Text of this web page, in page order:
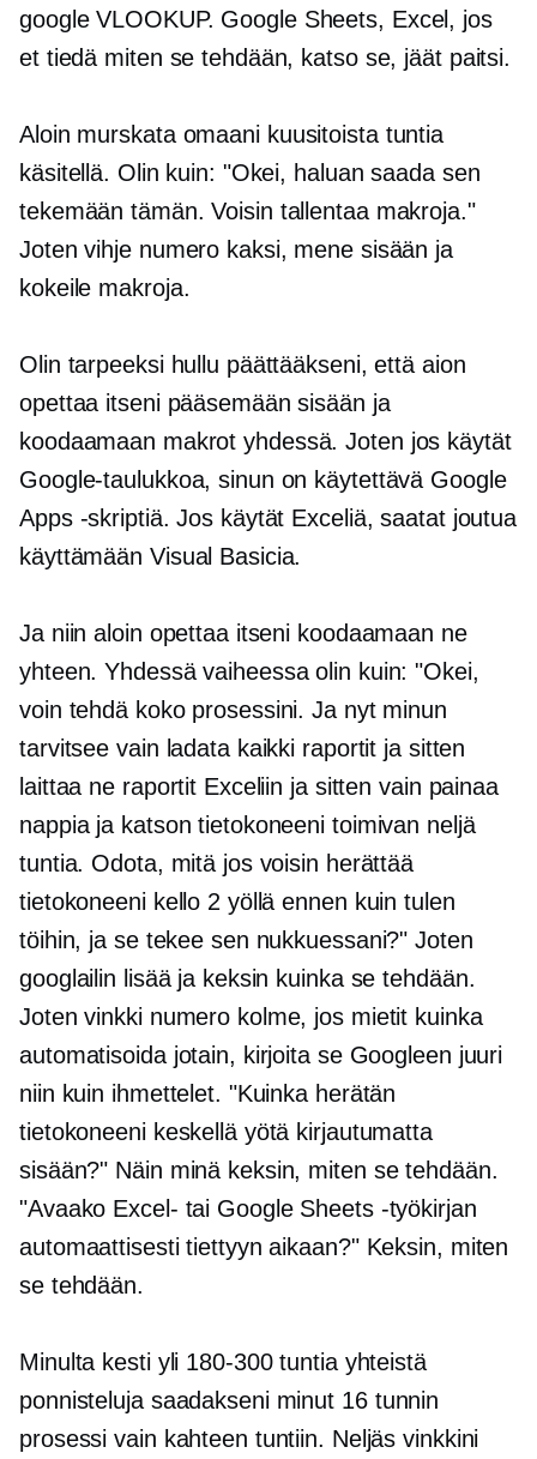
google VLOOKUP. Google Sheets, Excel, jos
et tiedä miten se tehdään, katso se, jäät paitsi.
Aloin murskata omaani kuusitoista tuntia
käsitellä. Olin kuin: "Okei, haluan saada sen
tekemään tämän. Voisin tallentaa makroja."
Joten vihje numero kaksi, mene sisään ja
kokeile makroja.
Olin tarpeeksi hullu päättääkseni, että aion
opettaa itseni pääsemään sisään ja
koodaamaan makrot yhdessä. Joten jos käytät
Google-taulukkoa, sinun on käytettävä Google
Apps -skriptiä. Jos käytät Exceliä, saatat joutua
käyttämään Visual Basicia.
Ja niin aloin opettaa itseni koodaamaan ne
yhteen. Yhdessä vaiheessa olin kuin: "Okei,
voin tehdä koko prosessini. Ja nyt minun
tarvitsee vain ladata kaikki raportit ja sitten
laittaa ne raportit Exceliin ja sitten vain painaa
nappia ja katson tietokoneeni toimivan neljä
tuntia. Odota, mitä jos voisin herättää
tietokoneeni kello 2 yöllä ennen kuin tulen
töihin, ja se tekee sen nukkuessani?" Joten
googlailin lisää ja keksin kuinka se tehdään.
Joten vinkki numero kolme, jos mietit kuinka
automatisoida jotain, kirjoita se Googleen juuri
niin kuin ihmettelet. "Kuinka herätän
tietokoneeni keskellä yötä kirjautumatta
sisään?" Näin minä keksin, miten se tehdään.
"Avaako Excel- tai Google Sheets -työkirjan
automaattisesti tiettyyn aikaan?" Keksin, miten
se tehdään.
Minulta kesti yli 180-300 tuntia yhteistä
ponnisteluja saadakseni minut 16 tunnin
prosessi vain kahteen tuntiin. Neljäs vinkkini